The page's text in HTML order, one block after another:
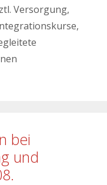
Versorgung,
,
bei
und